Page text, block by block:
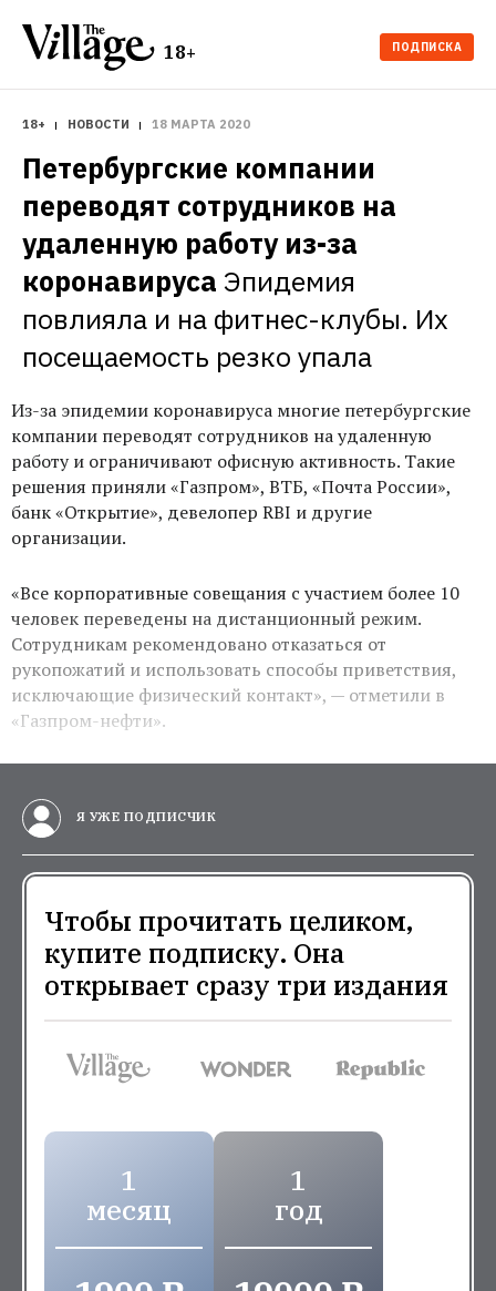
18+ ПОДПИСКА
18+ НОВОСТИ 18 МАРТА 2020
Петербургские компании
переводят сотрудников на
удаленную работу из-за
коронавируса Эпидемия
повлияла и на фитнес-клубы. Их
посещаемость резко упала
Из-за эпидемии коронавируса многие петербургские
компании переводят сотрудников на удаленную
работу и ограничивают офисную активность. Такие
решения приняли «Газпром», ВТБ, «Почта России»,
банк «Открытие», девелопер RBI и другие
организации.
«Все корпоративные совещания с участием более 10
человек переведены на дистанционный режим.
Сотрудникам рекомендовано отказаться от
рукопожатий и использовать способы приветствия,
исключающие физический контакт», — отметили в
«Газпром-нефти».
Я УЖЕ ПОДПИСЧИК
Чтобы прочитать целиком,
купите подписку. Она
открывает сразу три издания
1
месяц
1
год